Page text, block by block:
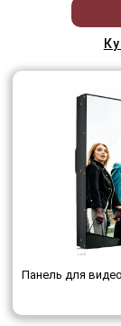
Панель для